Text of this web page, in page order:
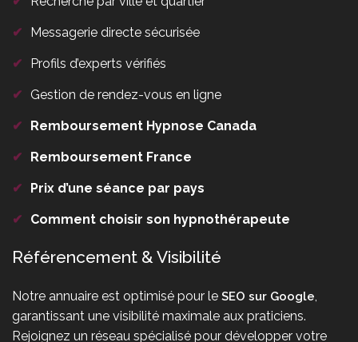
✔ Messagerie directe sécurisée
✔ Profils d’experts vérifiés
✔ Gestion de rendez-vous en ligne
✔ Remboursement Hypnose Canada
✔ Remboursement France
✔ Prix d’une séance par pays
✔ Comment choisir son hypnothérapeute
Référencement & Visibilité
Notre annuaire est optimisé pour le SEO sur Google
garantissant une visibilité maximale aux praticiens.
Rejoignez un réseau spécialisé pour développer votre